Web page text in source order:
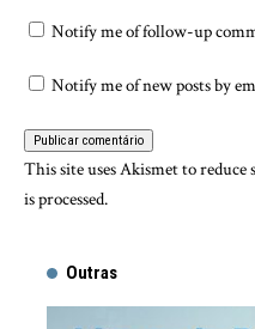
Notify me of follow-up
Notify me of new posts by
This site uses Akismet to reduce
is processed.
Outras